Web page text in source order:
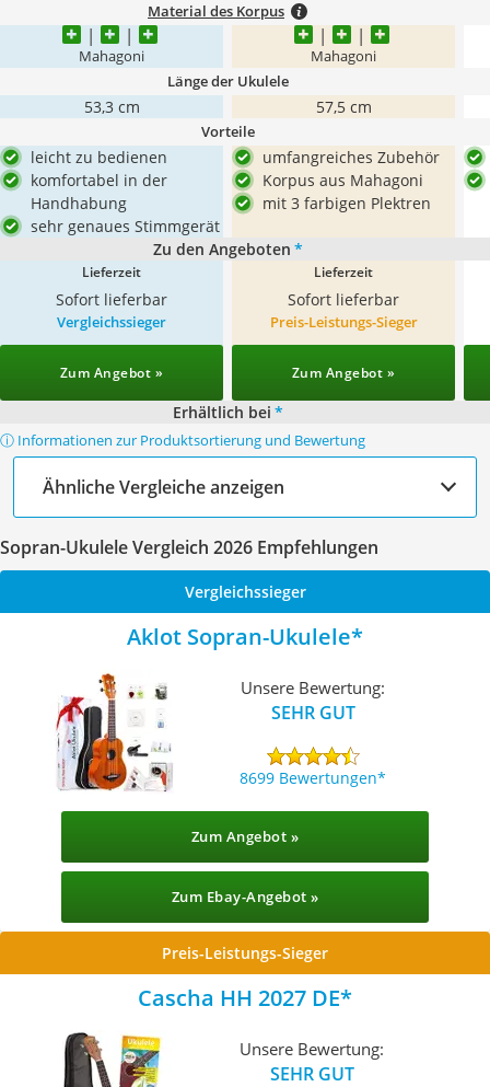
Material des Korpus
Mahagoni Mahagoni
Länge der Ukulele
53,3 cm 57,5 cm
Vorteile
leicht zu bedienen
komfortabel in der
Handhabung
sehr genaues Stimmgerät
umfangreiches Zubehör
Korpus aus Mahagoni
mit 3 farbigen Plektren
Zu den Angeboten *
Lieferzeit
Sofort lieferbar
Lieferzeit
Sofort lieferbar
Vergleichssieger
Zum Angebot »
Preis-Leistungs-Sieger
Zum Angebot »
Erhältlich bei *
ⓘ Informationen zur Produktsortierung und Bewertung
Ähnliche Vergleiche anzeigen
Sopran-Ukulele Vergleich 2026 Empfehlungen
Vergleichssieger
Aklot Sopran-Ukulele
Unsere Bewertung:
SEHR GUT
8699 Bewertungen
Zum Angebot »
Zum Ebay-Angebot »
Preis-Leistungs-Sieger
Cascha HH 2027 DE
Unsere Bewertung:
SEHR GUT